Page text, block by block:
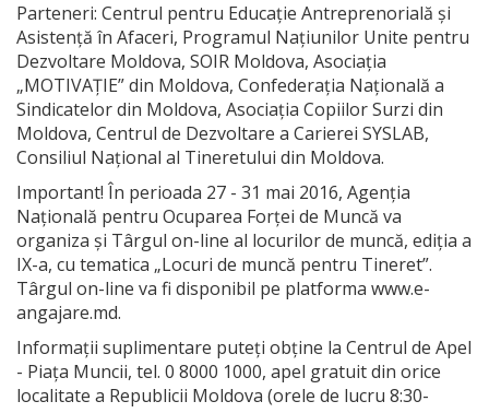
Parteneri: Centrul pentru Educație Antreprenorială și
Asistență în Afaceri, Programul Națiunilor Unite pentru
Dezvoltare Moldova, SOIR Moldova, Asociația
„MOTIVAȚIE” din Moldova, Confederația Națională a
Sindicatelor din Moldova, Asociația Copiilor Surzi din
Moldova, Centrul de Dezvoltare a Carierei SYSLAB,
Consiliul Național al Tineretului din Moldova.
Important! În perioada 27 - 31 mai 2016, Agenția
Națională pentru Ocuparea Forței de Muncă va
organiza și Târgul on-line al locurilor de muncă, ediția a
IX-a, cu tematica „Locuri de muncă pentru Tineret”.
Târgul on-line va fi disponibil pe platforma www.e-
angajare.md.
Informaţii suplimentare puteți obține la Centrul de Apel
- Piaţa Muncii, tel. 0 8000 1000, apel gratuit din orice
localitate a Republicii Moldova (orele de lucru 8:30-